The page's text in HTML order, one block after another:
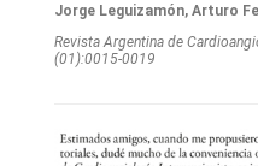
Jorge Leguizamón, Arturo
Revista Argentina de
(01):0015-0019